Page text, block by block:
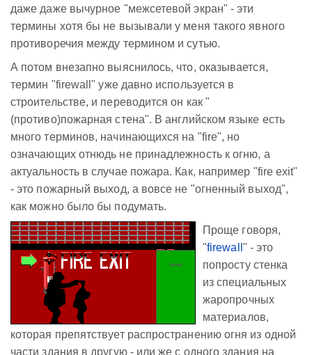
даже даже вычурное "межсетевой экран" - эти
термины хотя бы не вызывали у меня такого явного
противоречия между термином и сутью.
А потом внезапно выяснилось, что, оказывается,
термин "firewall" уже давно используется в
строительстве, и переводится он как "
(противо)пожарная стена". В английском языке есть
много терминов, начинающихся на "fire", но
означающих отнюдь не принадлежность к огню, а
актуальность в случае пожара. Как, например "fire exit"
- это пожарный выход, а вовсе не "огненный выход",
как можно было бы подумать.
Проще говоря,
"firewall " - это
попросту стенка
из специальных
жаропрочных
материалов,
которая препятствует распространению огня из одной
части здания в другую - или же с одного здания на